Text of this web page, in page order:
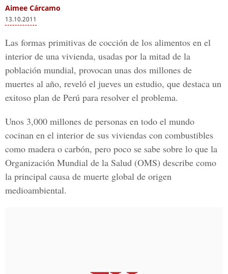
Aimee Cárcamo
13.10.2011
Las formas primitivas de cocción de los alimentos en el
interior de una vivienda, usadas por la mitad de la
población mundial, provocan unas dos millones de
muertes al año, reveló el jueves un estudio, que destaca un
exitoso plan de Perú para resolver el problema.
Unos 3,000 millones de personas en todo el mundo
cocinan en el interior de sus viviendas con combustibles
como madera o carbón, pero poco se sabe sobre lo que la
Organización Mundial de la Salud (OMS) describe como
la principal causa de muerte global de origen
medioambiental.